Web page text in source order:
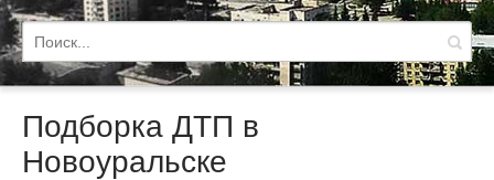
Подборка ДТП в
Новоуральске